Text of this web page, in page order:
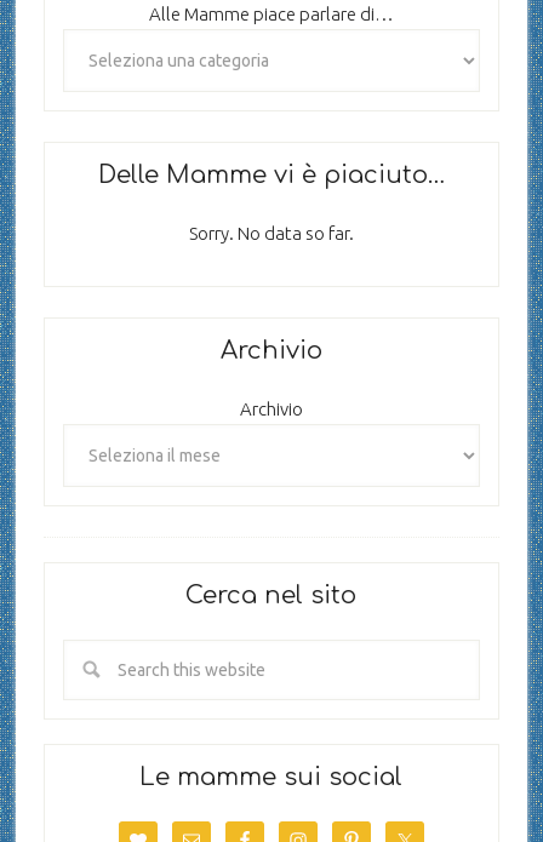
Alle Mamme piace parlare di…
Delle Mamme vi è piaciuto…
Sorry. No data so far.
Archivio
Archivio
Cerca nel sito
Le mamme sui social